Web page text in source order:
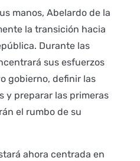
manos, Abelardo de la
la transición hacia
Durante las
sus esfuerzos
gobierno, definir las
y preparar las primeras
el rumbo de su
ahora centrada en